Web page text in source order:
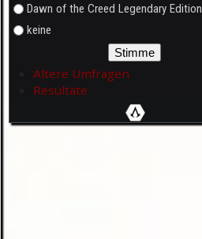
Dawn of the Creed Legendary Edition
keine
Ältere Umfragen
Resultate